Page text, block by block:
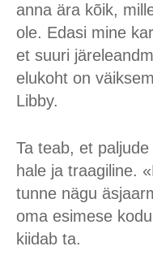
anna ära kõik,
ole. Edasi mine
et suuri
elukoht on
Libby.
Ta teab, et
hale ja traagiline.
tunne nägu
oma esimese
kiidab ta.